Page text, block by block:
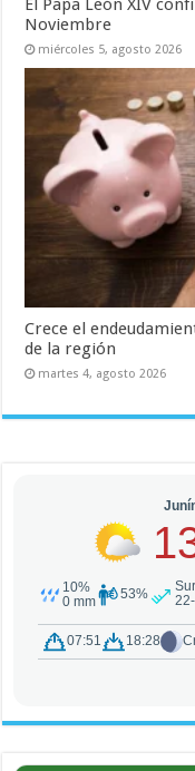
El Papa León XIV
Noviembre
miércoles 5, agosto 2026
Crece el
de la región
martes 4, agosto 2026